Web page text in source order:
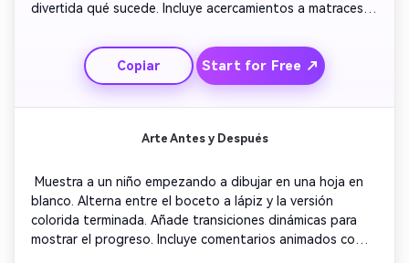
divertida qué sucede. Incluye acercamientos a matraces
enérgico con música electrónica animada. Cierra con el
mensaje ‘¡La ciencia es genial!’ y una animación de público
animando.
Copiar Start for Free ↗
Arte Antes y Después
Muestra a un niño empezando a dibujar en una hoja en
blanco. Alterna entre el boceto a lápiz y la versión
colorida terminada. Añade transiciones dinámicas para
mostrar el progreso. Incluye comentarios animados como